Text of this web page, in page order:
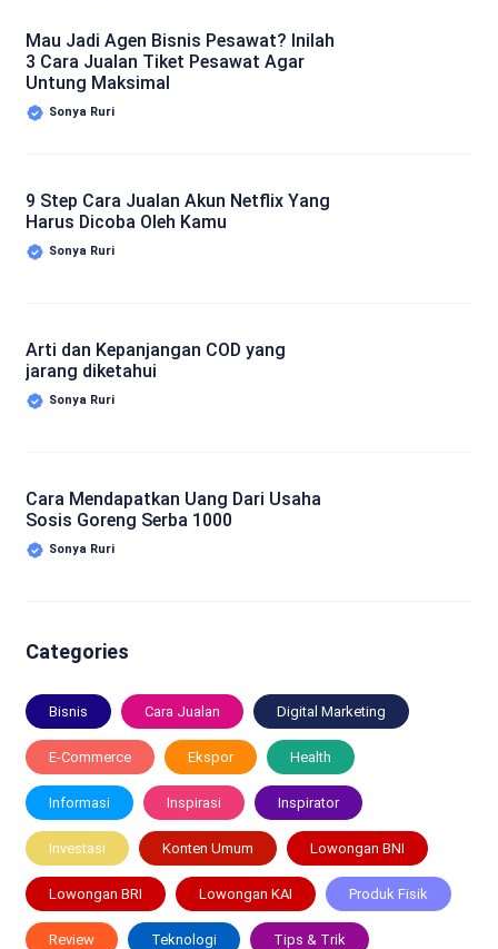
Mau Jadi Agen Bisnis Pesawat? Inilah
3 Cara Jualan Tiket Pesawat Agar
Untung Maksimal
Sonya Ruri
9 Step Cara Jualan Akun Netflix Yang
Harus Dicoba Oleh Kamu
Sonya Ruri
Arti dan Kepanjangan COD yang
jarang diketahui
Sonya Ruri
Cara Mendapatkan Uang Dari Usaha
Sosis Goreng Serba 1000
Sonya Ruri
Categories
Bisnis Cara Jualan Digital Marketing
E-Commerce Ekspor Health
Informasi Inspirasi Inspirator
Investasi Konten Umum Lowongan BNI
Lowongan BRI Lowongan KAI Produk Fisik
Review Teknologi Tips & Trik